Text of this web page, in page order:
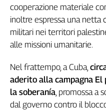
cooperazione materiale
inoltre espressa una netta
militari nei territori
alle missioni umanitarie.
Nel frattempo, a Cuba,
aderito alla campagna El
la soberanía , promossa a
dal governo contro il